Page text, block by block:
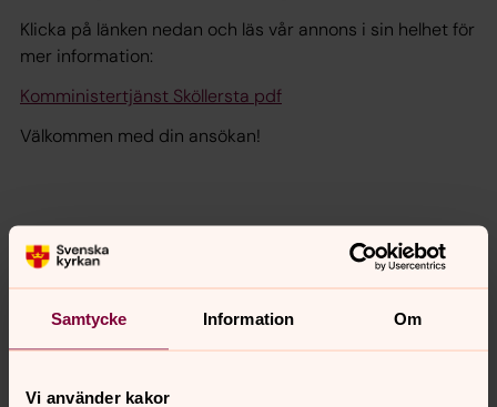
Samtycke Information Om
Vi använder kakor
Klicka på länken nedan och läs vår annons i sin helhet för
mer information:
Komministertjänst Sköllersta pdf
Välkommen med din ansökan!
Senast ändrad 24 augusti 2016
Synpunkter eller frågor på sidans
innehåll?
skollersta.forsamling@svenskakyrkan.se